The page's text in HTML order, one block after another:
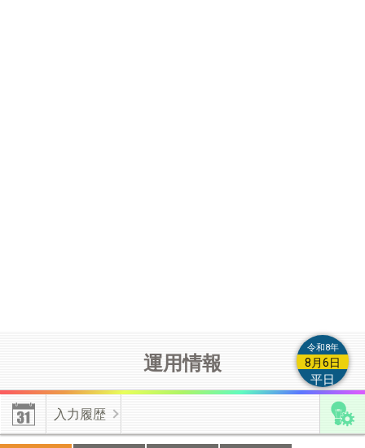
によるもの等の類は付加情報とは認められませんので登録しない
【編成付加情報】
有効･無効化時の不具合修正しました。上書き
更新した情報を無効化した場合は、無効化操作前の情報が有効と
なります。
運用情報
令和8年
8月6日
平日
入力履歴